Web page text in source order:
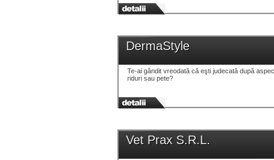
DermaStyle
Te-ai gândit vreodată că eşti judecată după
riduri sau pete?
Vet Prax S.R.L.